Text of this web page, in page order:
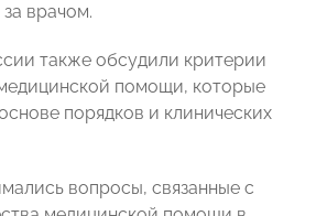
врачом.
также обсудили критерии
помощи, которые
порядков и клинических
вопросы, связанные с